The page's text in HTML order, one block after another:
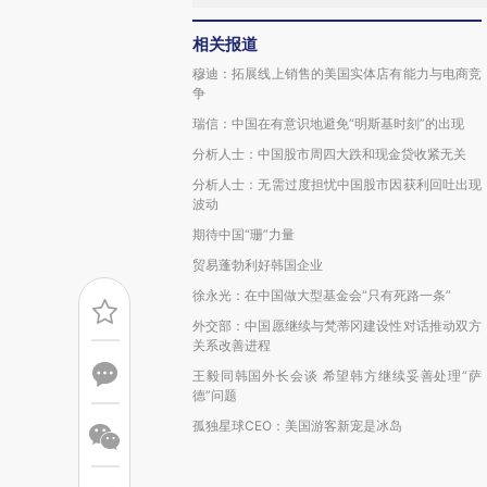
相关报道
穆迪：拓展线上销售的美国实体店有能力与电商竞
争
瑞信：中国在有意识地避免“明斯基时刻”的出现
分析人士：中国股市周四大跌和现金贷收紧无关
分析人士：无需过度担忧中国股市因获利回吐出现
波动
期待中国“珊”力量
贸易蓬勃利好韩国企业
徐永光：在中国做大型基金会“只有死路一条”
外交部：中国愿继续与梵蒂冈建设性对话推动双方
关系改善进程
王毅同韩国外长会谈 希望韩方继续妥善处理“萨
德”问题
孤独星球CEO：美国游客新宠是冰岛